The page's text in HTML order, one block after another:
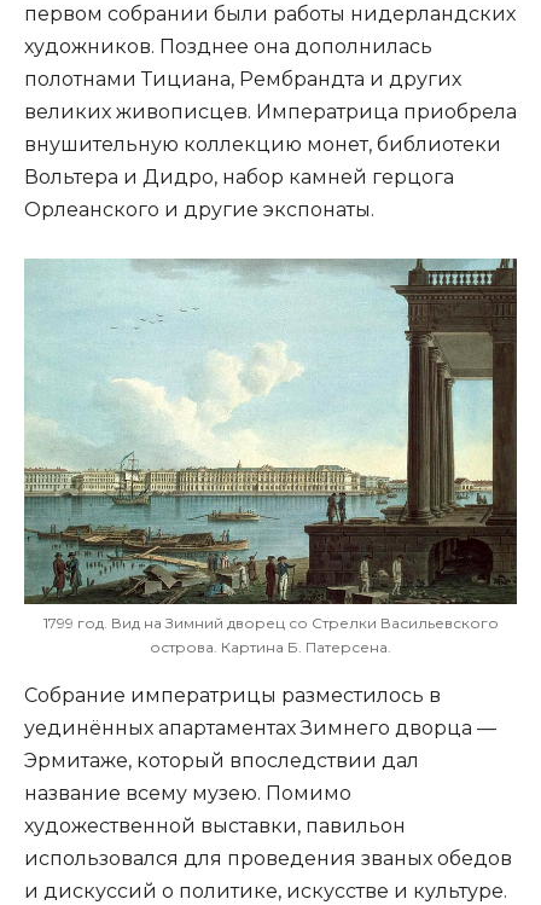
первом собрании были работы нидерландских
художников. Позднее она дополнилась
полотнами Тициана, Рембрандта и других
великих живописцев. Императрица приобрела
внушительную коллекцию монет, библиотеки
Вольтера и Дидро, набор камней герцога
Орлеанского и другие экспонаты.
1799 год. Вид на Зимний дворец со Стрелки Васильевского
острова. Картина Б. Патерсена.
Собрание императрицы разместилось в
уединённых апартаментах Зимнего дворца —
Эрмитаже, который впоследствии дал
название всему музею. Помимо
художественной выставки, павильон
использовался для проведения званых обедов
и дискуссий о политике, искусстве и культуре.